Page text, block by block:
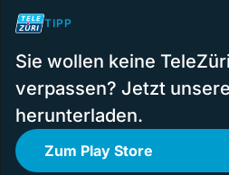
TIPP
Sie wollen keine
verpassen? Jetzt
herunterladen.
Zum Play Store